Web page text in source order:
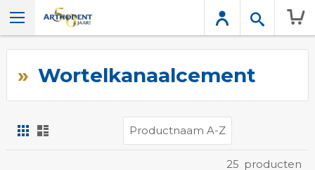
Wortelkanaalcement
Foto-
tabel
25 producten